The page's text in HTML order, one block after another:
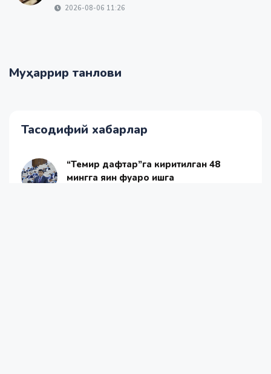
2026-08-06 11:26
Муҳаррир танлови
Тасодифий хабарлар
“Темир дафтар”га киритилган 48
мингга яқин фуқаро ишга